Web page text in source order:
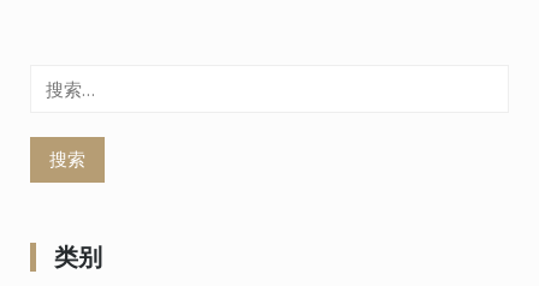
类别